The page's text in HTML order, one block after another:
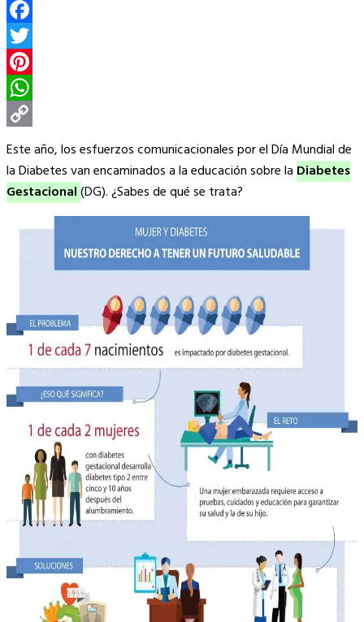
Facebook
Twitter
Pinterest
WhatsApp
Copy
Link
Este año, los esfuerzos comunicacionales por el Día Mundial de
la Diabetes van encaminados a la educación sobre la Diabetes
Gestacional(DG). ¿Sabes de qué se trata?